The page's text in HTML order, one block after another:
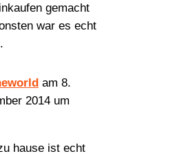
gemacht
war es echt
am 8.
2014 um
hause ist echt